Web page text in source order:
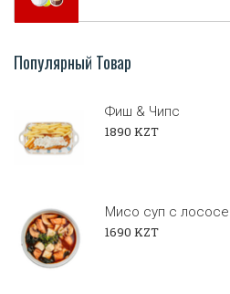
Популярный Товар
Фиш & Чипс
1890 KZT
Мисо суп с
1690 KZT